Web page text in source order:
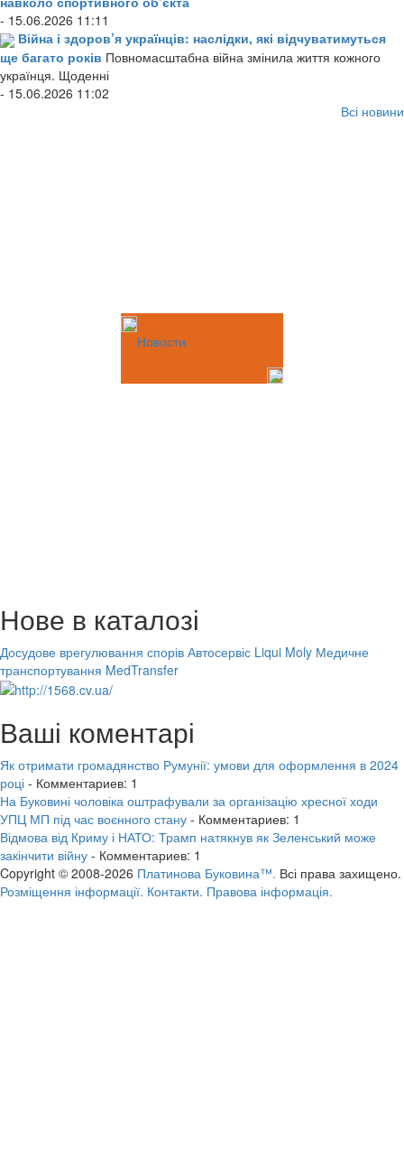
- 15.06.2026 11:11
Війна і здоров’я українців: наслідки, які відчуватимуться
ще багато років Повномасштабна війна змінила життя кожного
українця. Щоденні
- 15.06.2026 11:02
Всі новини
Новости
Нове в каталозі
Досудове врегулювання спорів Автосервіс Liqui Moly Медичне
транспортування MedTransfer
Ваші коментарі
Як отримати громадянство Румунії: умови для оформлення в 2024
році - Комментариев: 1
На Буковині чоловіка оштрафували за організацію хресної ходи
УПЦ МП під час воєнного стану - Комментариев: 1
Відмова від Криму і НАТО: Трамп натякнув як Зеленський може
закінчити війну - Комментариев: 1
Copyright © 2008-2026 Платинова Буковина™. Всі права захищено.
Розміщення інформації. Контакти. Правова інформація.